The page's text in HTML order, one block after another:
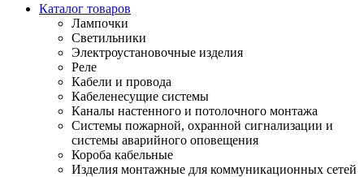
Каталог товаров
Лампочки
Светильники
Электроустановочные изделия
Реле
Кабели и провода
Кабеленесущие системы
Каналы настенного и потолочного монтажа
Системы пожарной, охранной сигнализации и
системы аварийного оповещения
Короба кабельные
Изделия монтажные для коммуникационных сетей